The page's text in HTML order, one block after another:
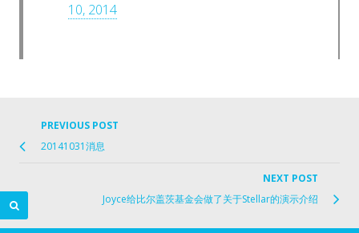
10, 2014
Post
navigation
PREVIOUS POST
20141031消息
link
NEXT POST
Joyce给比尔盖茨基金会做了关于Stellar的演示介绍